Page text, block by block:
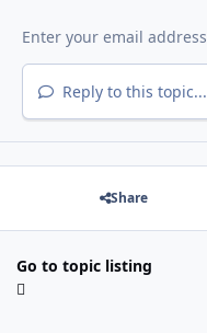
Reply to this topic...
Share
Go to topic listing